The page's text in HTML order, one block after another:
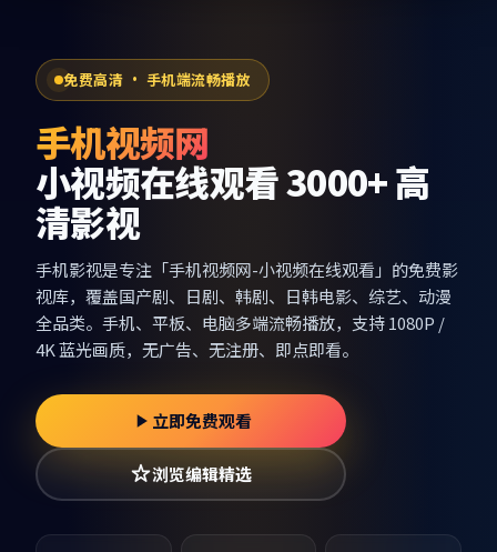
免费高清 · 手机端流畅播放
手机视频网
小视频在线观看 3000+ 高
清影视
手机影视是专注「手机视频网-小视频在线观看 」的免费影
视库，覆盖国产剧、日剧、韩剧、日韩电影、综艺、动漫
全品类。手机、平板、电脑多端流畅播放，支持 1080P /
4K 蓝光画质，无广告、无注册、即点即看。
立即免费观看
浏览编辑精选